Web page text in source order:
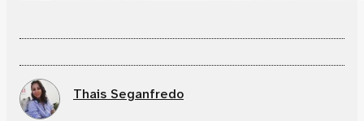
Thais Seganfredo